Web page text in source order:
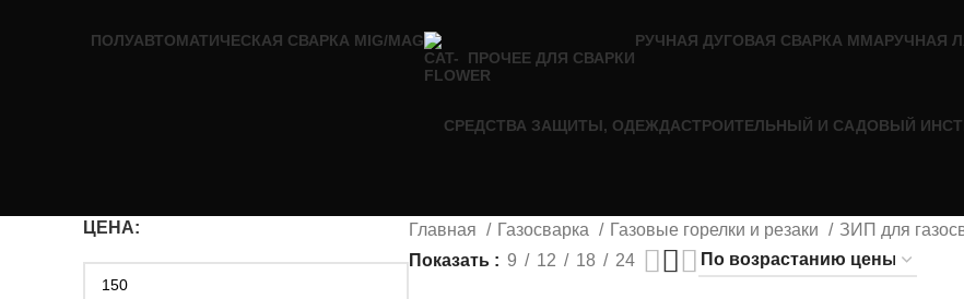
ПОЛУАВТОМАТИЧЕСКАЯ СВАРКА MIG/MAG
ПРОЧЕЕ ДЛЯ СВАРКИ
РУЧНАЯ ДУГОВАЯ СВАРКА MMAРУЧНАЯ
СРЕДСТВА ЗАЩИТЫ, ОДЕЖДАСТРОИТЕЛЬНЫЙ И САДОВЫЙ
ЦЕНА: Главная Газосварка Газовые горелки и резаки ЗИП для
Показать
9 12 18 24